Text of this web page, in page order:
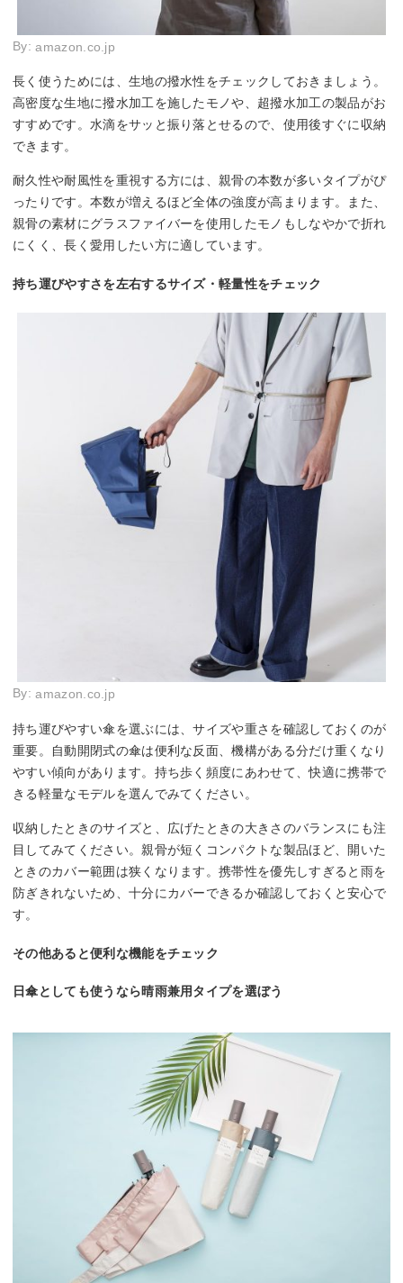
By:amazon.co.jp
長く使うためには、生地の撥水性をチェックしておきましょう。
高密度な生地に撥水加工を施したモノや、超撥水加工の製品がお
すすめです。水滴をサッと振り落とせるので、使用後すぐに収納
できます。
耐久性や耐風性を重視する方には、親骨の本数が多いタイプがぴ
ったりです。本数が増えるほど全体の強度が高まります。また、
親骨の素材にグラスファイバーを使用したモノもしなやかで折れ
にくく、長く愛用したい方に適しています。
持ち運びやすさを左右するサイズ・軽量性をチェック
By:amazon.co.jp
持ち運びやすい傘を選ぶには、サイズや重さを確認しておくのが
重要。自動開閉式の傘は便利な反面、機構がある分だけ重くなり
やすい傾向があります。持ち歩く頻度にあわせて、快適に携帯で
きる軽量なモデルを選んでみてください。
収納したときのサイズと、広げたときの大きさのバランスにも注
目してみてください。親骨が短くコンパクトな製品ほど、開いた
ときのカバー範囲は狭くなります。携帯性を優先しすぎると雨を
防ぎきれないため、十分にカバーできるか確認しておくと安心で
す。
その他あると便利な機能をチェック
日傘としても使うなら晴雨兼用タイプを選ぼう